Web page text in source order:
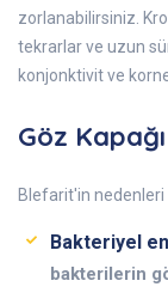
zorlanabilirsiniz.
tekrarlar ve uzun
konjonktivit ve
Göz
Blefarit'in nedenleri
Bakteriyel
bakterilerin